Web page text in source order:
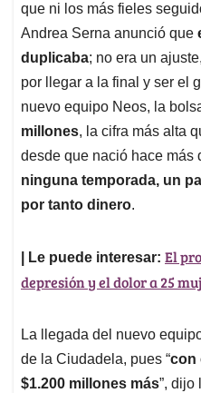
A
p
p
o
o
k
d
I
n
d
s
que ni los más fieles
Andrea Serna anunció que
duplicaba; no era un
por llegar a la final y ser el
nuevo equipo Neos, la
millones, la cifra más alta
desde que nació hace más
ninguna temporada, un
por tanto dinero.
| Le puede interesar: El
depresión y el dolor a 25
La llegada del nuevo
de la Ciudadela, pues “con
$1.200 millones más”, dijo